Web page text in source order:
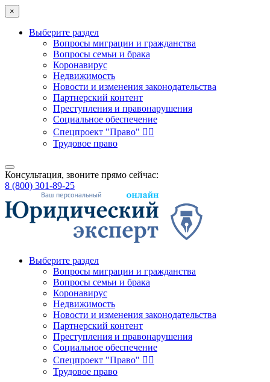
×
Выберите раздел
Вопросы миграции и гражданства
Вопросы семьи и брака
Коронавирус
Недвижимость
Новости и изменения законодательства
Партнерский контент
Преступления и правонарушения
Социальное обеспечение
Спецпроект "Право" 👮‍♂️
Трудовое право
Консультация, звоните прямо сейчас:
8 (800) 301-89-25
Выберите раздел
Вопросы миграции и гражданства
Вопросы семьи и брака
Коронавирус
Недвижимость
Новости и изменения законодательства
Партнерский контент
Преступления и правонарушения
Социальное обеспечение
Спецпроект "Право" 👮‍♂️
Трудовое право